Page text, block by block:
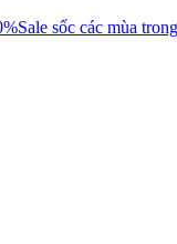
Sale sốc các mùa